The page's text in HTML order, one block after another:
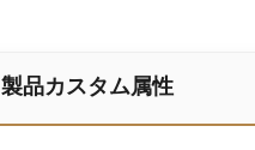
製品カスタム属性